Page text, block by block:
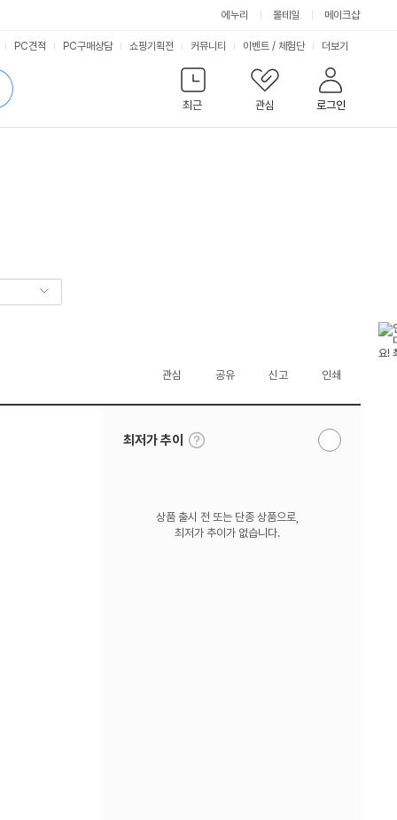
에누리 몰테일 메이크샵
최근
관심 로그인
PC견적 PC구매상담 쇼핑기획전 커뮤니티 이벤트 / 체험단 서
비
스
더보기
관심 공유 신고 인쇄
최저가 추이
툴
팁
알
상품 출시 전 또는 단종 상품으로,
최저가 추이가 없습니다.